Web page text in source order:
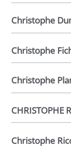
Christophe
Christophe
Christophe
CHRISTOPHE
Christophe